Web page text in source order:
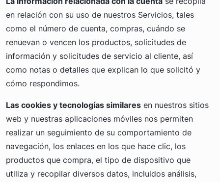
en relación con su uso de nuestros Servicios, tales
como el número de cuenta, compras, cuándo se
renuevan o vencen los productos, solicitudes de
información y solicitudes de servicio al cliente, así
como notas o detalles que explican lo que solicitó y
cómo respondimos.
Las cookies y tecnologías similares en nuestros sitios
web y nuestras aplicaciones móviles nos permiten
realizar un seguimiento de su comportamiento de
navegación, los enlaces en los que hace clic, los
productos que compra, el tipo de dispositivo que
utiliza y recopilar diversos datos, incluidos análisis,